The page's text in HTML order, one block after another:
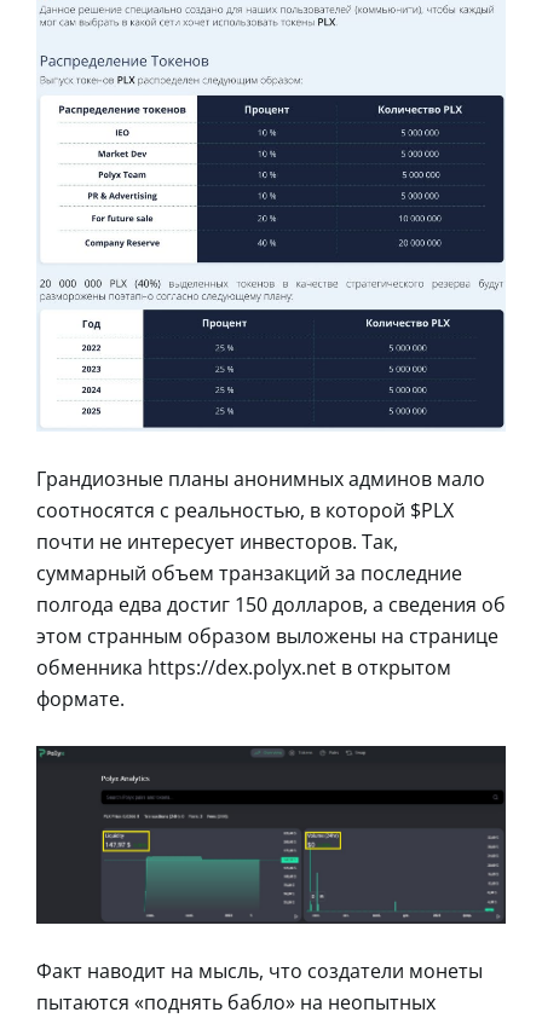
Грандиозные планы анонимных админов мало
соотносятся с реальностью, в которой $PLX
почти не интересует инвесторов. Так,
суммарный объем транзакций за последние
полгода едва достиг 150 долларов, а сведения об
этом странным образом выложены на странице
обменника https://dex.polyx.net в открытом
формате.
Факт наводит на мысль, что создатели монеты
пытаются «поднять бабло» на неопытных